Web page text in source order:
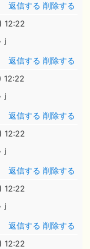
返信する 削除する
12:22
返信する 削除する
12:22
返信する 削除する
12:22
返信する 削除する
12:22
返信する 削除する
12:22